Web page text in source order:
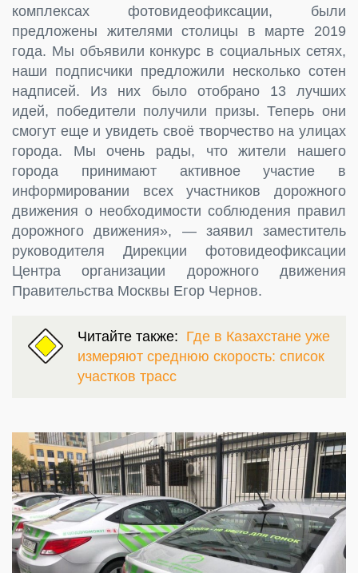
комплексах фотовидеофиксации, были
предложены жителями столицы в марте 2019
года. Мы объявили конкурс в социальных сетях,
наши подписчики предложили несколько сотен
надписей. Из них было отобрано 13 лучших
идей, победители получили призы. Теперь они
смогут еще и увидеть своё творчество на улицах
города. Мы очень рады, что жители нашего
города принимают активное участие в
информировании всех участников дорожного
движения о необходимости соблюдения правил
дорожного движения», — заявил заместитель
руководителя Дирекции фотовидеофиксации
Центра организации дорожного движения
Правительства Москвы Егор Чернов.
Читайте также: Где в Казахстане уже
измеряют среднюю скорость: список
участков трасс